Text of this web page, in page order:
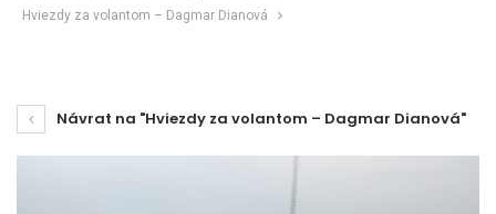
Hviezdy za volantom – Dagmar Dianová
Návrat na "Hviezdy za volantom – Dagmar Dianová"